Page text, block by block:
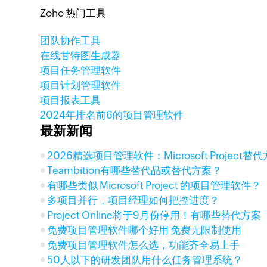
Zoho 热门工具
团队协作工具
在线甘特图生成器
项目任务管理软件
项目计划管理软件
项目报表工具
2024年排名前6的项目管理软件
最新新闻
2026精选项目管理软件：Microsoft Project替代
Teambition有哪些替代品或替代方案？
有哪些类似 Microsoft Project 的项目管理软件？
多项目并行，项目经理如何把控进度？
Project Online将于9月份停用！有哪些替代方案
免费项目管理软件哪个好用 免费无限制使用
免费项目管理软件怎么选，功能齐全易上手
50人以下的研发团队用什么任务管理系统？